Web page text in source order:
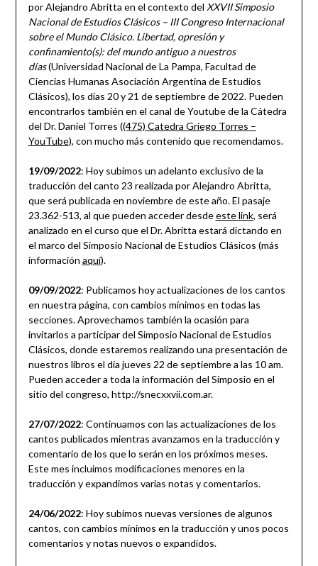
por Alejandro Abritta en el contexto del XXVII Simposio
Nacional de Estudios Clásicos – III Congreso Internacional
sobre el Mundo Clásico. Libertad, opresión y
confinamiento(s): del mundo antiguo a nuestros
días(Universidad Nacional de La Pampa, Facultad de
Ciencias Humanas Asociación Argentina de Estudios
Clásicos), los días 20 y 21 de septiembre de 2022. Pueden
encontrarlos también en el canal de Youtube de la Cátedra
del Dr. Daniel Torres ((475) Catedra Griego Torres –
YouTube), con mucho más contenido que recomendamos.
19/09/2022: Hoy subimos un adelanto exclusivo de la
traducción del canto 23 realizada por Alejandro Abritta,
que será publicada en noviembre de este año. El pasaje
23.362-513, al que pueden acceder desdeeste link, será
analizado en el curso que el Dr. Abritta estará dictando en
el marco del Simposio Nacional de Estudios Clásicos (más
información aquí).
09/09/2022: Publicamos hoy actualizaciones de los cantos
en nuestra página, con cambios mínimos en todas las
secciones. Aprovechamos también la ocasión para
invitarlos a participar del Simposio Nacional de Estudios
Clásicos, donde estaremos realizando una presentación de
nuestros libros el día jueves 22 de septiembre a las 10 am.
Pueden acceder a toda la información del Simposio en el
sitio del congreso, http://snecxxvii.com.ar.
27/07/2022: Continuamos con las actualizaciones de los
cantos publicados mientras avanzamos en la traducción y
comentario de los que lo serán en los próximos meses.
Este mes incluimos modificaciones menores en la
traducción y expandimos varias notas y comentarios.
24/06/2022: Hoy subimos nuevas versiones de algunos
cantos, con cambios mínimos en la traducción y unos pocos
comentarios y notas nuevos o expandidos.